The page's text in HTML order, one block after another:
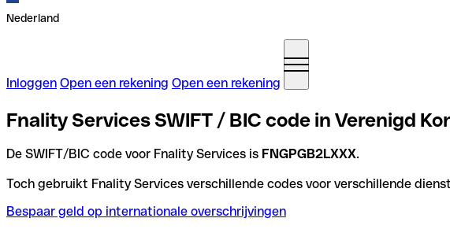
Nederland
Inloggen Open een rekening Open een rekening
Fnality Services SWIFT / BIC code in Verenigd
De SWIFT/BIC code voor Fnality Services is FNGPGB2LXXX.
Toch gebruikt Fnality Services verschillende codes voor verschillende
Bespaar geld op internationale overschrijvingen